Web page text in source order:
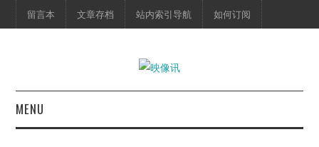
留言本 文章存档 站内索引导航 如何订阅
MENU